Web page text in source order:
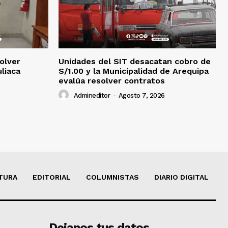
Unidades del SIT desacatan cobro de
S/1.00 y la Municipalidad de Arequipa
evalúa resolver contratos
Admineditor - Agosto 7, 2026
EDITORIAL COLUMNISTAS DIARIO DIGITAL